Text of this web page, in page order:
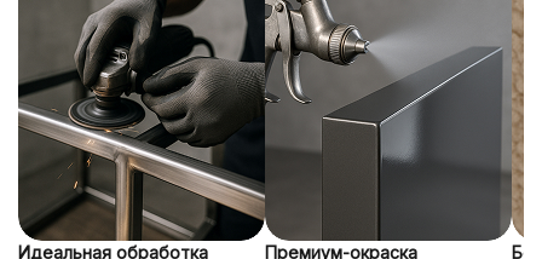
Идеальная обработка
Премиум-окраска